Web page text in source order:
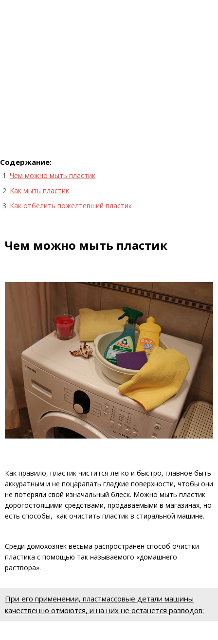
Содержание:
Чем можно мыть пластик
Как мыть пластик
Как отбелить пожелтевший пластик
Чем можно мыть пластик
Как правило, пластик чистится легко и быстро, главное быть
аккуратным и не поцарапать гладкие поверхности, чтобы они
не потеряли свой изначальный блеск. Можно мыть пластик
дорогостоящими средствами, продаваемыми в магазинах, но
есть способы, как очистить пластик в стиральной машине.
Среди домохозяек весьма распространен способ очистки
пластика с помощью так называемого «домашнего
раствора».
При его применении, пластмассовые детали машины
качественно отмоются, и на них не останется разводов: